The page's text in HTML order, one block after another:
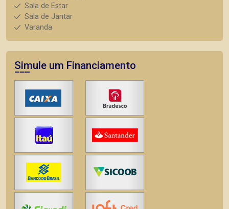
Sala de Estar
Sala de Jantar
Varanda
Simule um Financiamento